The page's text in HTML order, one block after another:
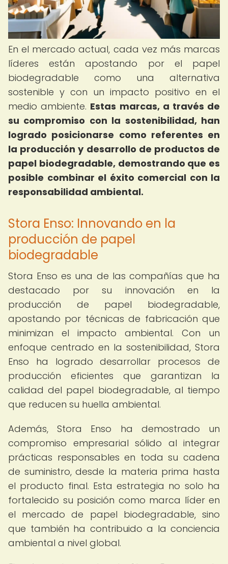
En el mercado actual, cada vez más marcas
líderes están apostando por el papel
biodegradable como una alternativa
sostenible y con un impacto positivo en el
medio ambiente. Estas marcas, a través de
su compromiso con la sostenibilidad, han
logrado posicionarse como referentes en
la producción y desarrollo de productos de
papel biodegradable, demostrando que es
posible combinar el éxito comercial con la
responsabilidad ambiental.
Stora Enso: Innovando en la
producción de papel
biodegradable
Stora Enso es una de las compañías que ha
destacado por su innovación en la
producción de papel biodegradable,
apostando por técnicas de fabricación que
minimizan el impacto ambiental. Con un
enfoque centrado en la sostenibilidad, Stora
Enso ha logrado desarrollar procesos de
producción eficientes que garantizan la
calidad del papel biodegradable, al tiempo
que reducen su huella ambiental.
Además, Stora Enso ha demostrado un
compromiso empresarial sólido al integrar
prácticas responsables en toda su cadena
de suministro, desde la materia prima hasta
el producto final. Esta estrategia no solo ha
fortalecido su posición como marca líder en
el mercado de papel biodegradable, sino
que también ha contribuido a la conciencia
ambiental a nivel global.